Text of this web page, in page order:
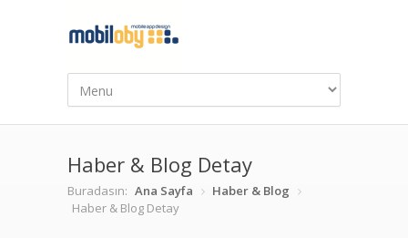
Haber & Blog Detay
Buradasın: Ana Sayfa
Haber & Blog
Haber & Blog Detay